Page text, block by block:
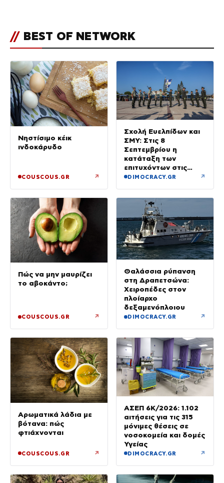
// BEST OF NETWORK
Νηστίσιμο κέικ
ινδοκάρυδο
COUSCOUS.GR ↗
Σχολή Ευελπίδων και
ΣΜΥ: Στις 8
Σεπτεμβρίου η
κατάταξη των
επιτυχόντων στις
Στρατιωτικές Σχολές
DIMOCRACY.GR ↗
Πώς να μην μαυρίζει
το αβοκάντο;
COUSCOUS.GR ↗
Θαλάσσια ρύπανση
στη Δραπετσώνα:
Χειροπέδες στον
πλοίαρχο
δεξαμενόπλοιου
DIMOCRACY.GR ↗
Αρωματικά λάδια με
βότανα: πώς
φτιάχνονται
COUSCOUS.GR ↗
ΑΣΕΠ 6Κ/2026: 1.102
αιτήσεις για τις 315
μόνιμες θέσεις σε
νοσοκομεία και δομές
Υγείας
DIMOCRACY.GR ↗